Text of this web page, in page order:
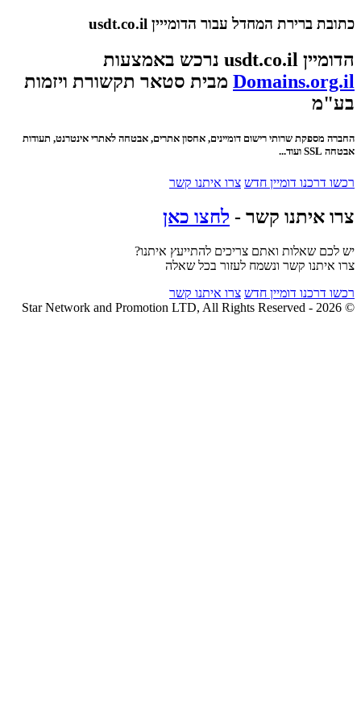
כתובת ברירת המחדל עבור הדומייין usdt.co.il
הדומיין usdt.co.il נרכש באמצעות
Domains.org.il מבית סטאר תקשורת ויזמות
בע"מ
החברה מספקת שרותי רישום דומיינים, אחסון אתרים, אבטחה לאתרי אינטרנט, תעודות
אבטחה SSL ועוד...
רכשו דרכנו דומיין חדש צרו איתנו קשר
צרו איתנו קשר - לחצו כאן
יש לכם שאלות ואתם צריכים להתייעץ איתנו?
צרו איתנו קשר ונשמח לעזור בכל שאלה
רכשו דרכנו דומיין חדש צרו איתנו קשר
© 2026 - Star Network and Promotion LTD, All Rights Reserved